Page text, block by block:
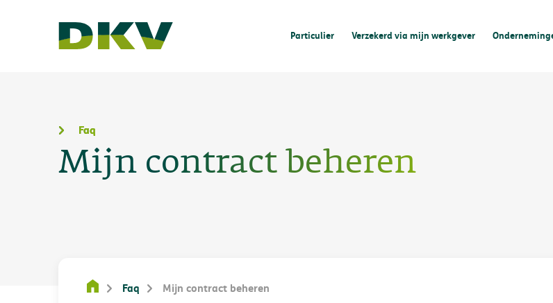
Particulier Verzekerd via mijn werkgever
Faq
Mijn contract beheren
Faq Mijn contract beheren